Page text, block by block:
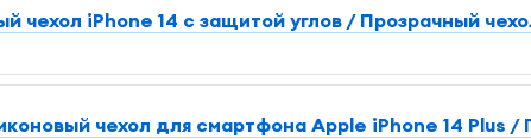
чехол iPhone 14 с защитой углов / Прозрачный
чехол для смартфона Apple iPhone 14 Plus